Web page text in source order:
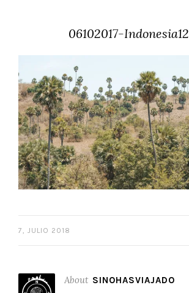
06102017-
7, JULIO 2018
About SINOHASVIAJADO